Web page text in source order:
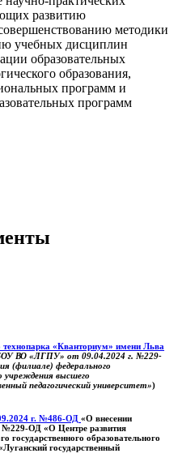
развитию
методики
учебных дисциплин
образовательных
образования,
программ и
программ
технопарка «Кванториум» имени Льва
ВО «ЛГПУ» от 09.04.2024 г. №229-
(филиале) федерального
учреждения высшего
педагогический университет»)
г. №486-ОД «О внесении
№229-ОД «О Центре развития
государственного образовательного
государственный